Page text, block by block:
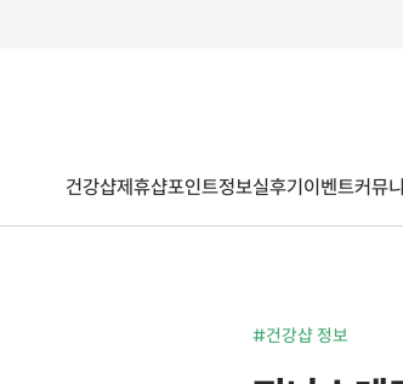
건강샵제휴샵포인트정보실후기이벤트커뮤
#건강샵 정보